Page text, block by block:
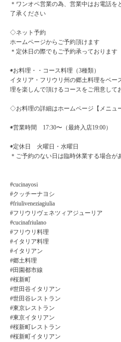
＊ワンオペ営業の為、営業中はお電話
了承ください
◇ネット予約
ホームページからご予約頂けます
＊定休日の際でもご予約承っております
◉お料理・・コース料理（3種類）
イタリア・フリウリ州の郷土料理をベ
理を楽しんで頂けるコースをご用意して
◇お料理の詳細はホームページ【メニュ
◉営業時間 17:30〜（最終入店19:00）
◉定休日 火曜日・水曜日
＊ご予約のない日は臨時休業する場合が
#cucinayosi
#クッチーナヨシ
#friuliveneziagiulia
#フリウリヴェネツィアジューリア
#cucinafriulano
#フリウリ料理
#イタリア料理
#イタリアン
#郷土料理
#田園都市線
#桜新町
#世田谷イタリアン
#世田谷レストラン
#東京レストラン
#東京イタリアン
#桜新町レストラン
#桜新町イタリアン